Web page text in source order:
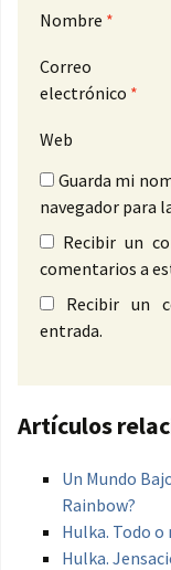
Nombre *
Correo
electrónico *
Web
Guarda mi
navegador para
Recibir un
comentarios a
Recibir un
entrada.
Artículos
Un Mundo
Rainbow?
Hulka. Todo
Hulka.